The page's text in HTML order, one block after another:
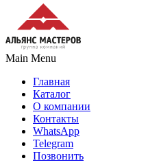
Main Menu
Главная
Каталог
О компании
Контакты
WhatsApp
Telegram
Позвонить